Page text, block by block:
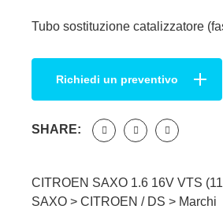
Tubo sostituzione catalizzatore
Richiedi un preventivo
SHARE:
CITROEN SAXO 1.6 16V VTS
SAXO > CITROEN / DS > Marchi